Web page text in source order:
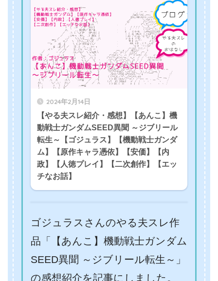
2024年2月14日
【やる夫スレ紹介・感想】【あんこ】機
動戦士ガンダムSEED異聞 ～ジブリール
転生～【ゴジュラス】【機動戦士ガンダ
ム】【原作キャラ憑依】【安価】【内
政】【人徳プレイ】【二次創作】【エッ
チなお話】
ゴジュラスさんのやる夫スレ作
品「【あんこ】機動戦士ガンダム
SEED異聞 ～ジブリール転生～」
の感想紹介を記事にしました。